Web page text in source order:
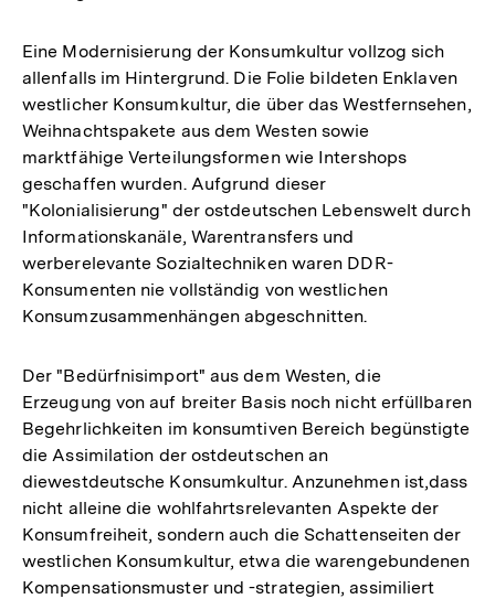
Eine Modernisierung der Konsumkultur vollzog sich
allenfalls im Hintergrund. Die Folie bildeten Enklaven
westlicher Konsumkultur, die über das Westfernsehen,
Weihnachtspakete aus dem Westen sowie
marktfähige Verteilungsformen wie Intershops
geschaffen wurden. Aufgrund dieser
"Kolonialisierung" der ostdeutschen Lebenswelt durch
Informationskanäle, Warentransfers und
werberelevante Sozialtechniken waren DDR-
Konsumenten nie vollständig von westlichen
Konsumzusammenhängen abgeschnitten.
Der "Bedürfnisimport" aus dem Westen, die
Erzeugung von auf breiter Basis noch nicht erfüllbaren
Begehrlichkeiten im konsumtiven Bereich begünstigte
die Assimilation der ostdeutschen an
diewestdeutsche Konsumkultur. Anzunehmen ist,dass
nicht alleine die wohlfahrtsrelevanten Aspekte der
Konsumfreiheit, sondern auch die Schattenseiten der
westlichen Konsumkultur, etwa die warengebundenen
Kompensationsmuster und -strategien, assimiliert